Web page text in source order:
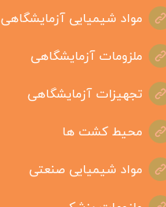
مواد شیمیایی آزمایشگاهی
ملزومات آزمایشگاهی
تجهیزات آزمایشگاهی
محیط کشت ها
مواد شیمیایی صنعتی